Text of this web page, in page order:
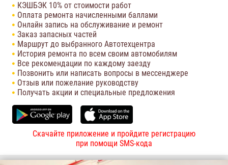
КЭШБЭК 10% от стоимости работ
Оплата ремонта начисленными баллами
Онлайн запись на обслуживание и ремонт
Заказ запасных частей
Маршрут до выбранного Автотехцентра
История ремонта по всем своим автомобилям
Все рекомендации по каждому заезду
Позвонить или написать вопросы в мессенджере
Отзыв или пожелание руководству
Получать акции и специальные предложения
Скачайте приложение и пройдите регистрацию
при помощи SMS-кода